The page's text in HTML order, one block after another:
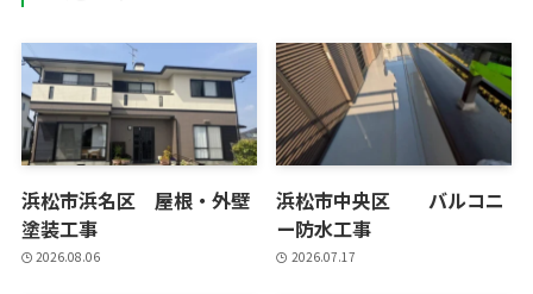
浜松市浜名区 屋根・外壁
塗装工事
2026.08.06
浜松市中央区 バルコニ
ー防水工事
2026.07.17